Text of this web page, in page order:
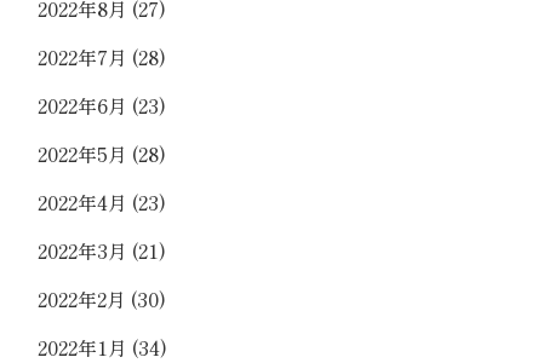
2022年8月 (27)
2022年7月 (28)
2022年6月 (23)
2022年5月 (28)
2022年4月 (23)
2022年3月 (21)
2022年2月 (30)
2022年1月 (34)